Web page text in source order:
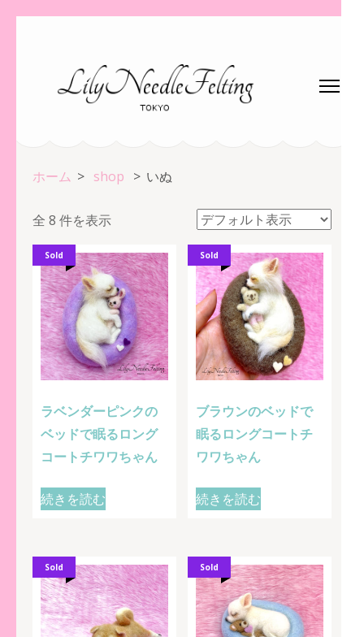
(Enter
ホーム > shop > いぬ
全 8 件を表示
Sold
ラベンダーピンクの
ベッドで眠るロング
コートチワワちゃん
続きを読む
Sold
ブラウンのベッドで
眠るロングコートチ
ワワちゃん
続きを読む
Sold Sold